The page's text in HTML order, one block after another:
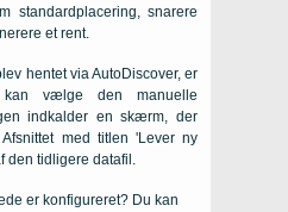
standardplacering, snarere
et rent.
hentet via AutoDiscover, er
kan vælge den manuelle
indkalder en skærm, der
med titlen 'Lever ny
den tidligere datafil.
er konfigureret? Du kan